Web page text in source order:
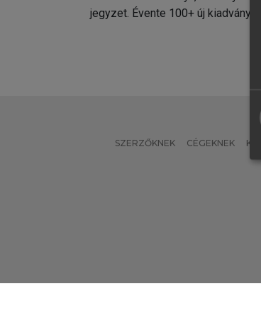
jegyzet. Évente 100+ új kiadvány.
SZERZŐKNEK CÉGEKNEK